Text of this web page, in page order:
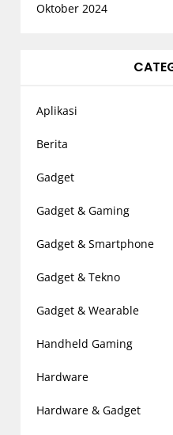
Oktober 2024
Aplikasi
Berita
Gadget
Gadget & Gaming
Gadget & Smartphone
Gadget & Tekno
Gadget & Wearable
Handheld Gaming
Hardware
Hardware & Gadget